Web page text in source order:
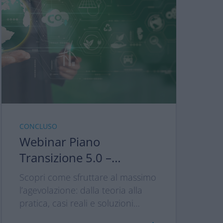
CONCLUSO
Webinar Piano
Transizione 5.0 –
Transizione Green per
un’economia più
sostenibile
Scopri come sfruttare al massimo
l’agevolazione: dalla teoria alla
pratica, casi reali e soluzioni